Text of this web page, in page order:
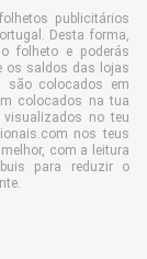
publicitários
Desta forma,
folheto e poderás
os saldos das lojas
são colocados em
colocados na tua
no teu
nos teus
com a leitura
para reduzir o